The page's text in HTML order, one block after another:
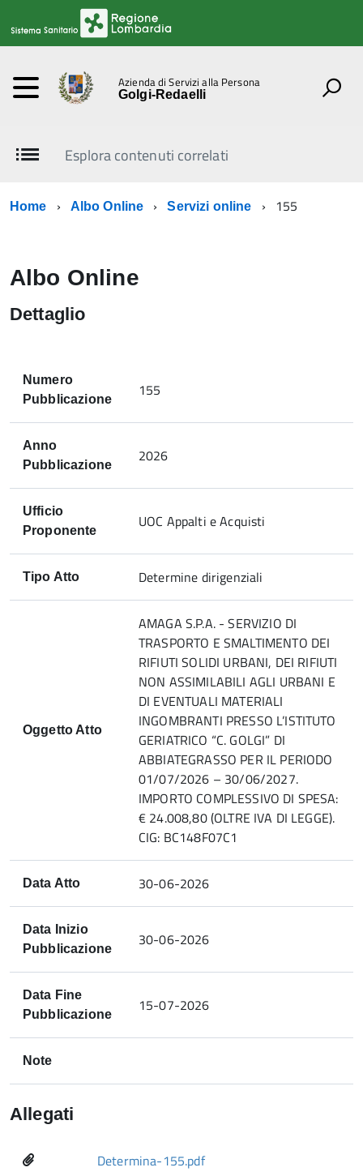
Azienda di Servizi alla Persona
Golgi-Redaelli
Esplora contenuti correlati
Home Albo Online Servizi online 155
Albo Online
Dettaglio
Numero
Pubblicazione
155
Anno
Pubblicazione
2026
Ufficio
Proponente
UOC Appalti e Acquisti
Tipo Atto Determine dirigenziali
Oggetto Atto
AMAGA S.P.A. - SERVIZIO DI
TRASPORTO E SMALTIMENTO DEI
RIFIUTI SOLIDI URBANI, DEI RIFIUTI
NON ASSIMILABILI AGLI URBANI E
DI EVENTUALI MATERIALI
INGOMBRANTI PRESSO L’ISTITUTO
GERIATRICO “C. GOLGI” DI
ABBIATEGRASSO PER IL PERIODO
01/07/2026 – 30/06/2027.
IMPORTO COMPLESSIVO DI SPESA:
€ 24.008,80 (OLTRE IVA DI LEGGE).
CIG: BC148F07C1
Data Atto 30-06-2026
Data Inizio
Pubblicazione
30-06-2026
Data Fine
Pubblicazione
15-07-2026
Note
Allegati
Determina-155.pdf